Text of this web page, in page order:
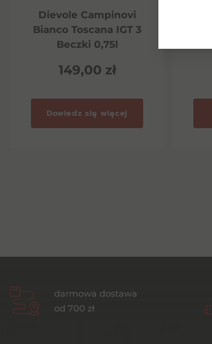
Dievole Campinovi
Bianco Toscana IGT 3
Beczki 0,75l
149,00 zł
Dowiedz się więcej
darmowa dostawa
od 700 zł